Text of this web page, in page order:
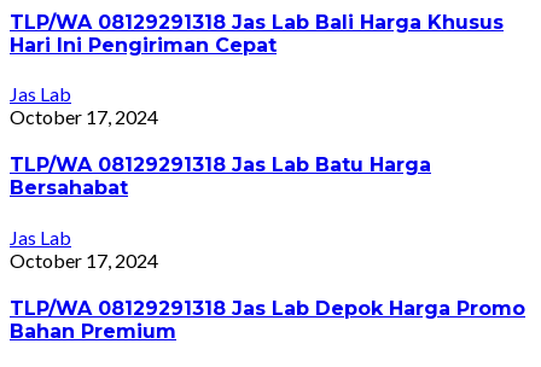
TLP/WA 08129291318 Jas Lab Bali Harga Khusus
Hari Ini Pengiriman Cepat
Jas Lab
October 17, 2024
TLP/WA 08129291318 Jas Lab Batu Harga
Bersahabat
Jas Lab
October 17, 2024
TLP/WA 08129291318 Jas Lab Depok Harga Promo
Bahan Premium